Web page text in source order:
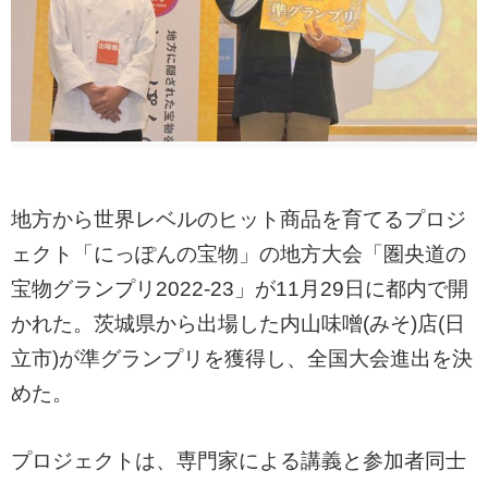
地方から世界レベルのヒット商品を育てるプロジ
ェクト「にっぽんの宝物」の地方大会「圏央道の
宝物グランプリ2022-23」が11月29日に都内で開
かれた。茨城県から出場した内山味噌(みそ)店(日
立市)が準グランプリを獲得し、全国大会進出を決
めた。
プロジェクトは、専門家による講義と参加者同士